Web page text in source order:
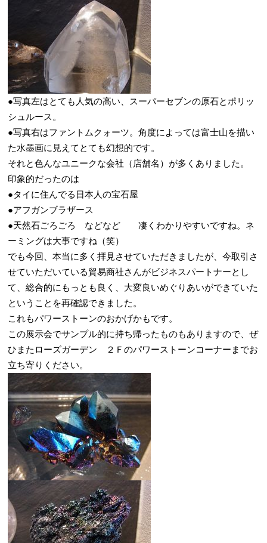
●写真左はとても人気の高い、スーパーセブンの原石とポリッ
シュルース。
●写真右はファントムクォーツ。角度によっては富士山を描い
た水墨画に見えてとても幻想的です。
それと色んなユニークな会社（店舗名）が多くありました。
印象的だったのは
●タイに住んでる日本人の宝石屋
●アフガンブラザース
●天然石ごろごろ などなど 凄くわかりやすいですね。ネ
ーミングは大事ですね（笑）
でも今回、本当に多く拝見させていただきましたが、今取引さ
せていただいている貿易商社さんがビジネスパートナーとし
て、総合的にもっとも良く、大変良いめぐりあいができていた
ということを再確認できました。
これもパワーストーンのおかげかもです。
この展示会でサンプル的に持ち帰ったものもありますので、ぜ
ひまたローズガーデン ２Ｆのパワーストーンコーナーまでお
立ち寄りください。